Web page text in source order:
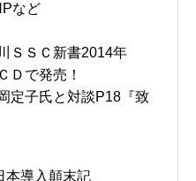
など
ＳＳＣ新書2014年
Ｄで発売！
定子氏と対談P18『致
本導入顛末記